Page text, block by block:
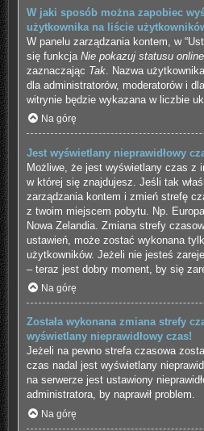
W jaki sposób można zapobiec
użytkownika na liście
W panelu zarządzania kontem, w
się funkcja Nie pokazuj statusu online
zaznaczając Tak. Nazwa
dla administratorów, moderatorów i
witrynie będzie wykazana w liczbie
Na górę
Jest wyświetlany nieprawidłowy
Możliwe, że jest wyświetlany czas z
w której się znajdujesz. Jeśli tak
zarządzania kontem i zmień strefę
z twoim miejscem pobytu. Np.
Nowa Zelandia. Zmiana strefy
ustawień, może zostać wykonana
użytkowników. Jeżeli nie jesteś
– teraz jest dobry moment, by się
Na górę
Została wykonana zmiana strefy
wyświetlany nieprawidłowy czas!
Jeżeli na pewno strefa czasowa
czas nadal jest wyświetlany
na serwerze jest ustawiony
administratora, by naprawił problem.
Na górę